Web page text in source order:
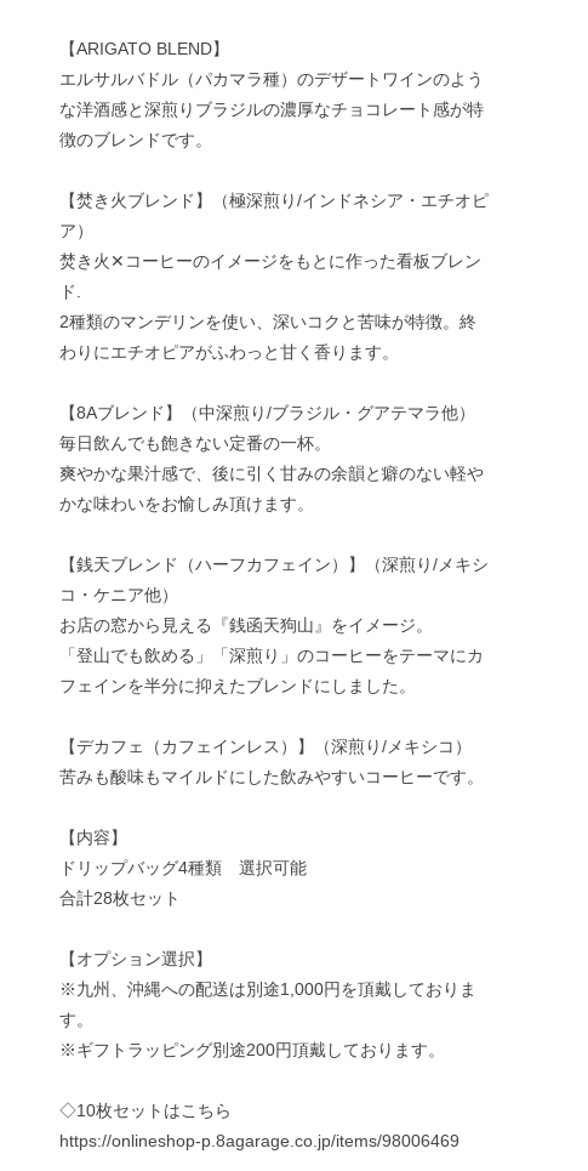
【ARIGATO BLEND】
エルサルバドル（パカマラ種）のデザートワインのよう
な洋酒感と深煎りブラジルの濃厚なチョコレート感が特
徴のブレンドです。
【焚き火ブレンド】（極深煎り/インドネシア・エチオピ
ア）
焚き火✕コーヒーのイメージをもとに作った看板ブレン
ド.
2種類のマンデリンを使い、深いコクと苦味が特徴。終
わりにエチオピアがふわっと甘く香ります。
【8Aブレンド】（中深煎り/ブラジル・グアテマラ他）
毎日飲んでも飽きない定番の一杯。
爽やかな果汁感で、後に引く甘みの余韻と癖のない軽や
かな味わいをお愉しみ頂けます。
【銭天ブレンド（ハーフカフェイン）】（深煎り/メキシ
コ・ケニア他）
お店の窓から見える『銭函天狗山』をイメージ。
「登山でも飲める」「深煎り」のコーヒーをテーマにカ
フェインを半分に抑えたブレンドにしました。
【デカフェ（カフェインレス）】（深煎り/メキシコ）
苦みも酸味もマイルドにした飲みやすいコーヒーです。
【内容】
ドリップバッグ4種類 選択可能
合計28枚セット
【オプション選択】
※九州、沖縄への配送は別途1,000円を頂戴しておりま
す。
※ギフトラッピング別途200円頂戴しております。
◇10枚セットはこちら
https://onlineshop-p.8agarage.co.jp/items/98006469